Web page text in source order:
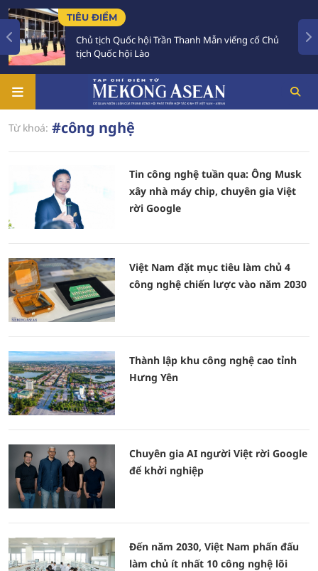
TIÊU ĐIỂM
Chủ tịch Quốc hội Trần Thanh Mẫn viếng cố Chủ
tịch Quốc hội Lào
Từ khoá: #công nghệ
Tin công nghệ tuần qua: Ông Musk
xây nhà máy chip, chuyên gia Việt
rời Google
Việt Nam đặt mục tiêu làm chủ 4
công nghệ chiến lược vào năm 2030
Thành lập khu công nghệ cao tỉnh
Hưng Yên
Chuyên gia AI người Việt rời Google
để khởi nghiệp
Đến năm 2030, Việt Nam phấn đấu
làm chủ ít nhất 10 công nghệ lõi